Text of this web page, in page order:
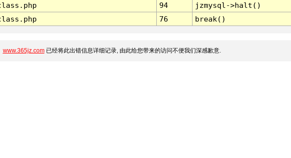
94
jzmysql->halt()
76 break()
www.365jz.com已经将此出错信息详细记录, 由此给您带来的访问不便我们深感歉意.